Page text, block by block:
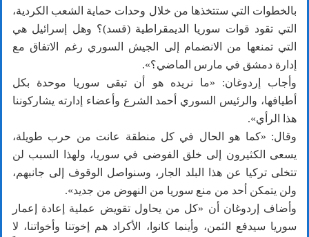
بالخطوات التي ستتخذها من خلال وحدات حماية الشعب الكردية،
التي تقود قوات سوريا الديمقراطية (قسد)؟ وهل إسرائيل هي
التي تمنعها من الانضمام إلى الجيش السوري رغم الاتفاق مع
إدارة دمشق في مارس الماضي؟».
وأجاب إردوغان: «ما نريده هو أن تبقى سوريا موحدة بكل
أطيافها، والرئيس السوري أحمد الشرع وأعضاء إدارته يشاركوننا
هذا الرأي».
وقال: «كما هو الحال في كل منطقة عانت من حرب طويلة،
يسعى الكثيرون إلى خلق الفوضى في سوريا، ولهذا السبب لن
تتخلى تركيا عن هذا البلد الجار، وسنواصل الوقوف إلى جانبهم،
ولن يتمكن أحد من منع سوريا من النهوض من جديد».
وأضاف إردوغان أن «كل من يحاول تقويض عملية إعادة إعمار
سوريا سيدفع الثمن، وأينما كانوا، الأكراد هم إخوتنا وأخواتنا، لا